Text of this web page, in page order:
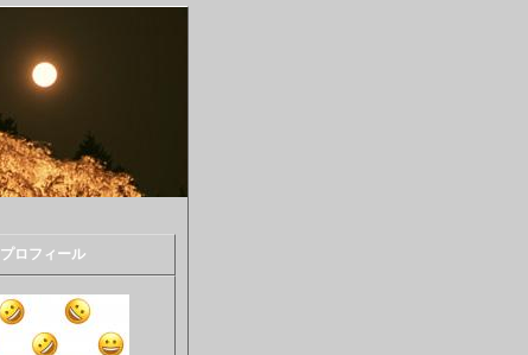
プロフィール